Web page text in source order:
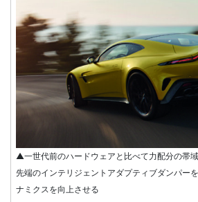
▲一世代前のハードウェアと比べて力配分の帯
先端のインテリジェントアダプティブダンパー
ナミクスを向上させる